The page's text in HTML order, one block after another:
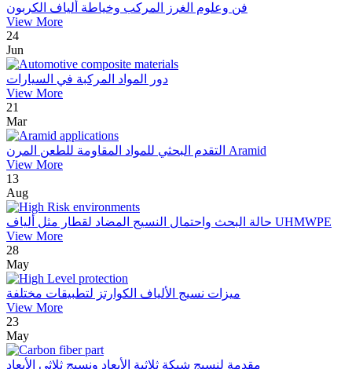
فن وعلوم الغرز المركب وخياطة ألياف الكربون
View More
24
Jun
دور المواد المركبة في السيارات
View More
21
Mar
التقدم البحثي للمواد المقاومة للطعن المرن Aramid
View More
13
Aug
حالة البحث واحتمال النسيج المضاد لقطار مثل ألياف UHMWPE
View More
28
May
ميزات نسيج الألياف الكوارتز لتطبيقات مختلفة
View More
23
May
مقدمة لنسيج شبكة ثلاثية الأبعاد ونسيج ثلاثي الأبعاد